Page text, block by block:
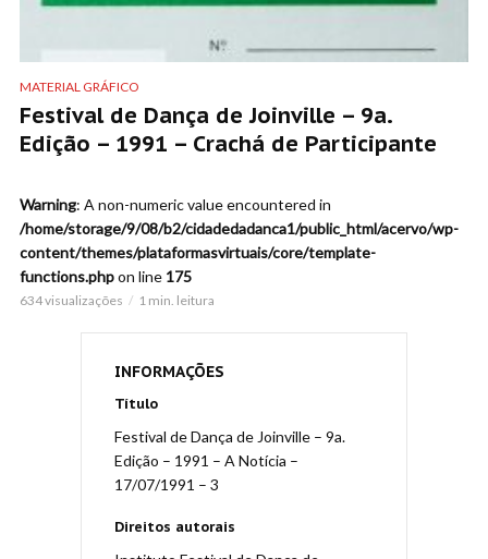
MATERIAL GRÁFICO
Festival de Dança de Joinville – 9a.
Edição – 1991 – Crachá de Participante
Warning: A non-numeric value encountered in
/home/storage/9/08/b2/cidadedadanca1/public_html/acervo/wp-
content/themes/plataformasvirtuais/core/template-
functions.phpon line 175
634 visualizações 1 min. leitura
INFORMAÇÕES
Título
Festival de Dança de Joinville – 9a.
Edição – 1991 – A Notícia –
17/07/1991 – 3
Direitos autorais